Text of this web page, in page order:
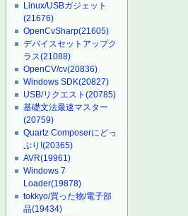
Linux/USBガジェット
(21676)
OpenCvSharp(21605)
デバイスセットアップク
ラス(21088)
OpenCV/cv(20836)
Windows SDK(20827)
USB/リクエスト(20785)
基礎文法最速マスター
(20759)
Quartz Composerにどっ
ぷり!(20365)
AVR(19961)
Windows 7
Loader(19878)
tokkyo/買った物/電子部
品(19434)